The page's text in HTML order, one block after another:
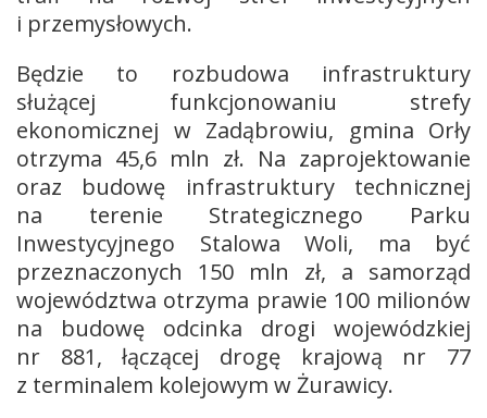
i przemysłowych.
Będzie to rozbudowa infrastruktury
służącej funkcjonowaniu strefy
ekonomicznej w Zadąbrowiu, gmina Orły
otrzyma 45,6 mln zł. Na zaprojektowanie
oraz budowę infrastruktury technicznej
na terenie Strategicznego Parku
Inwestycyjnego Stalowa Woli, ma być
przeznaczonych 150 mln zł, a samorząd
województwa otrzyma prawie 100 milionów
na budowę odcinka drogi wojewódzkiej
nr 881, łączącej drogę krajową nr 77
z terminalem kolejowym w Żurawicy.